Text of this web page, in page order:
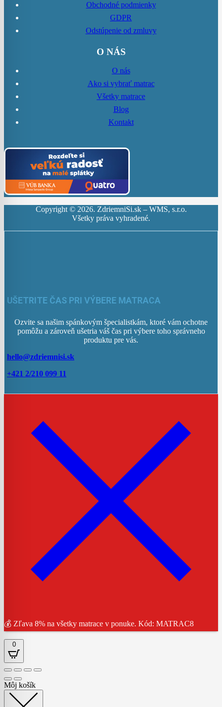
Obchodné podmienky
GDPR
Odstúpenie od zmluvy
O NÁS
O nás
Ako si vybrať matrac
Všetky matrace
Blog
Kontakt
Copyright © 2026. ZdriemniSi.sk – WMS, s.r.o.
Všetky práva vyhradené.
UŠETRITE ČAS PRI VÝBERE MATRACA
Ozvite sa našim spánkovým špecialistkám, ktoré vám ochotne
pomôžu a zároveň ušetria váš čas pri výbere toho správneho
produktu pre vás.
hello@zdriemnisi.sk
+421 2/210 099 11
💰 Zľava 8% na všetky matrace v ponuke. Kód: MATRAC8
0
Môj košík